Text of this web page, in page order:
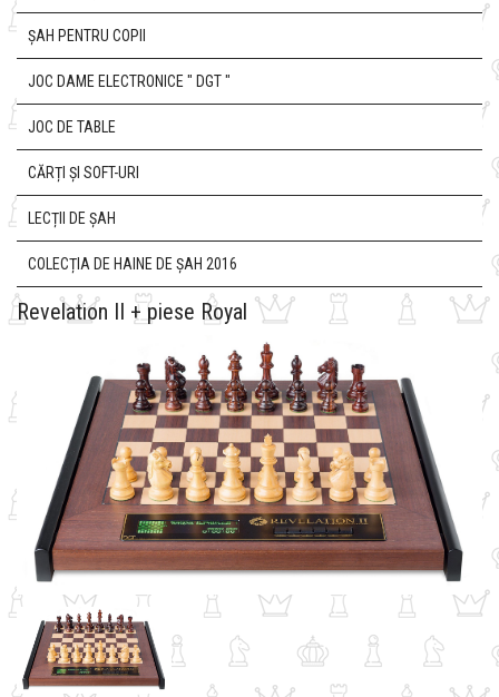
ȘAH PENTRU COPII
JOC DAME ELECTRONICE " DGT "
JOC DE TABLE
CĂRȚI ȘI SOFT-URI
LECȚII DE ȘAH
COLECȚIA DE HAINE DE ȘAH 2016
Revelation II + piese Royal